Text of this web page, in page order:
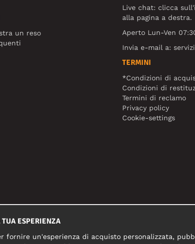
un reso
Live chat: clicca
alla pagina a destra.
Aperto Lun-Ven
Invia e-mail a:
TERMINI
*Condizioni di
Condizioni di
Termini di reclamo
Privacy policy
Cookie-settings
ESPERIENZA
fornire un'esperienza di acquisto personalizzata,